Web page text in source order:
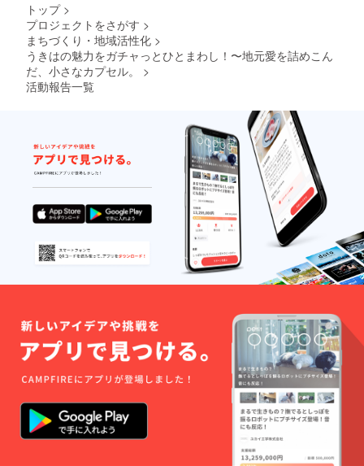
トップ >
プロジェクトをさがす >
まちづくり・地域活性化 >
うきはの魅力をガチャっとひとまわし！〜地元愛を詰めこん
だ、小さなカプセル。
>
活動報告一覧